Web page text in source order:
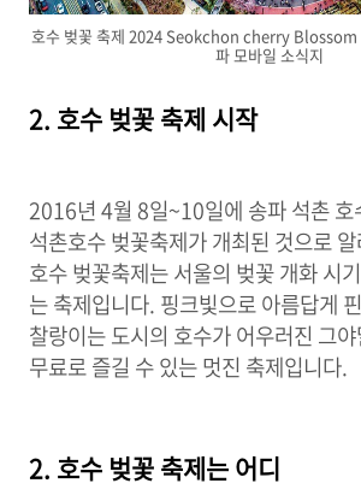
호수 벚꽃 축제 2024 Seokchon cherry
파 모바일 소식지
2. 호수 벚꽃 축제 시작
2016년 4월 8일~10일에 송파 석촌 호
석촌호수 벚꽃축제가 개최된 것으로
호수 벚꽃축제는 서울의 벚꽃 개화 시
는 축제입니다. 핑크빛으로 아름답게
찰랑이는 도시의 호수가 어우러진 그
무료로 즐길 수 있는 멋진 축제입니다.
2. 호수 벚꽃 축제는 어디